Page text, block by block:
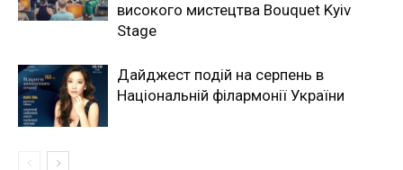
високого мистецтва Bouquet Kyiv
Stage
Дайджест подій на серпень в
Національній філармонії України